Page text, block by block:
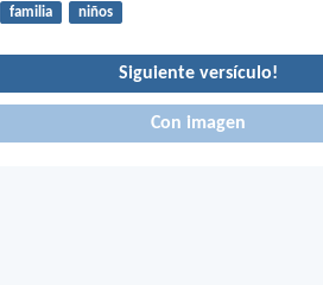
familia niños
Siguiente versículo!
Con imagen